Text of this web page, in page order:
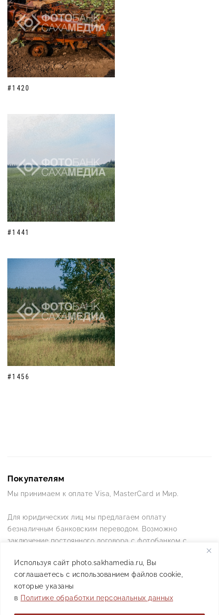
Используя сайт photo.sakhamedia.ru, Вы
соглашаетесь с использованием файлов cookie,
которые указаны
в Политике обработки персональных данных
#1420
#1441
#1456
Покупателям
Мы принимаем к оплате Visa, MasterCard и Мир.
Для юридических лиц мы предлагаем оплату
безналичным банковским переводом. Возможно
заключение постоянного договора с фотобанком с
Позвоните нам по телефону +7(4112) 42-09-42 — и мы
ответим на все ваши вопросы